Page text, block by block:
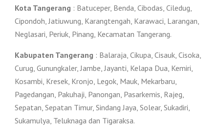
Kota Tangerang : Batuceper, Benda, Cibodas, Ciledug,
Cipondoh, Jatiuwung, Karangtengah, Karawaci, Larangan,
Neglasari, Periuk, Pinang, Kecamatan Tangerang.
Kabupaten Tangerang : Balaraja, Cikupa, Cisauk, Cisoka,
Curug, Gunungkaler, Jambe, Jayanti, Kelapa Dua, Kemiri,
Kosambi, Kresek, Kronjo, Legok, Mauk, Mekarbaru,
Pagedangan, Pakuhaji, Panongan, Pasarkemis, Rajeg,
Sepatan, Sepatan Timur, Sindang Jaya, Solear, Sukadiri,
Sukamulya, Teluknaga dan Tigaraksa.